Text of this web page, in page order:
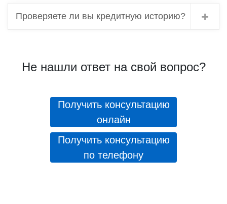
Проверяете ли вы кредитную историю?
Не нашли ответ на свой вопрос?
Получить консультацию
онлайн
Получить консультацию
по телефону